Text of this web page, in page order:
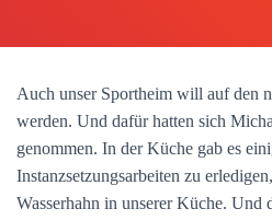
Auch unser Sportheim will auf den
werden. Und dafür hatten sich
genommen. In der Küche gab es
Instanzsetzungsarbeiten zu
Wasserhahn in unserer Küche. Und